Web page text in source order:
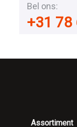
Bel ons:
+31 78
Assortiment